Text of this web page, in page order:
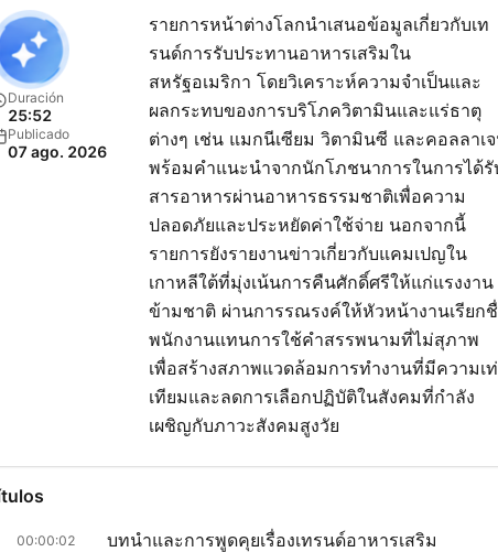
Duración
25:52
Publicado
07 ago. 2026
รายการหน้าต่างโลกนำเสนอข้อมูลเกี่ยวกับเท
รนด์การรับประทานอาหารเสริมใน
สหรัฐอเมริกา โดยวิเคราะห์ความจำเป็นและ
ผลกระทบของการบริโภควิตามินและแร่ธาตุ
ต่างๆ เช่น แมกนีเซียม วิตามินซี และคอลลาเ
พร้อมคำแนะนำจากนักโภชนาการในการได้รั
สารอาหารผ่านอาหารธรรมชาติเพื่อความ
ปลอดภัยและประหยัดค่าใช้จ่าย นอกจากนี้
รายการยังรายงานข่าวเกี่ยวกับแคมเปญใน
เกาหลีใต้ที่มุ่งเน้นการคืนศักดิ์ศรีให้แก่แรงงาน
ข้ามชาติ ผ่านการรณรงค์ให้หัวหน้างานเรียก
พนักงานแทนการใช้คำสรรพนามที่ไม่สุภาพ
เพื่อสร้างสภาพแวดล้อมการทำงานที่มีความเ
เทียมและลดการเลือกปฏิบัติในสังคมที่กำลัง
เผชิญกับภาวะสังคมสูงวัย
00:00:02 บทนำและการพูดคุยเรื่องเทรนด์อาหารเสริม